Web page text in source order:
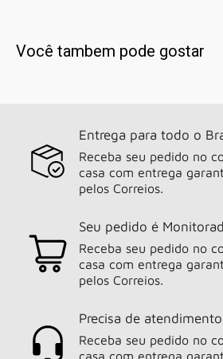
Você tambem pode gostar
Entrega para todo o
Receba seu pedido no
casa com entrega
pelos Correios.
Seu pedido é
Receba seu pedido no
casa com entrega
pelos Correios.
Precisa de
Receba seu pedido no
casa com entrega